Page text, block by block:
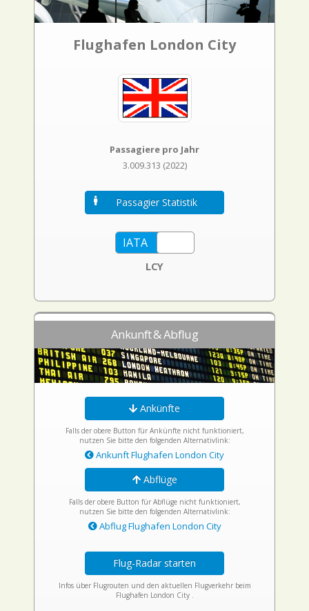
Flughafen London City
Passagiere pro Jahr
3.009.313 (2022)
Passagier Statistik
LCY
Ankunft & Abflug
Ankünfte
Falls der obere Button für Ankünfte nicht funktioniert,
nutzen Sie bitte den folgenden Alternativlink:
Ankunft Flughafen London City
Abflüge
Falls der obere Button für Abflüge nicht funktioniert,
nutzen Sie bitte den folgenden Alternativlink:
Abflug Flughafen London City
Flug-Radar starten
Infos über Flugrouten und den aktuellen Flugverkehr beim
Flughafen London City .